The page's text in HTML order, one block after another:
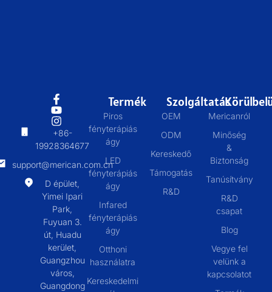
+86-
19928364677
support@merican.com.cn
D épület,
Yimei Ipari
Park,
Fuyuan 3.
út, Huadu
kerület,
Guangzhou
város,
Guangdong
Termék
Piros
fényterápiás
ágy
LED
fényterápiás
ágy
Infared
fényterápiás
ágy
Otthoni
használatra
Kereskedelmi
Szolgáltatás
OEM
ODM
Kereskedő
Támogatás
R&D
Mericanról
Minőség
&
Biztonság
Tanúsítvány
R&D
csapat
Blog
Vegye fel
velünk a
kapcsolatot